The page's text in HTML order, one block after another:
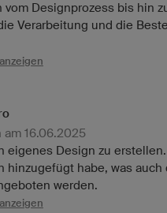
Designprozess bis hin
Verarbeitung und die
16.06.2025
eigenes Design zu
hinzugefügt habe, was
werden.